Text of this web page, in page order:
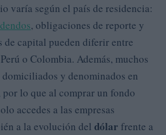
varía según el país de residencia:
, obligaciones de reporte y
de capital pueden diferir entre
o Colombia. Además, muchos
domiciliados y denominados en
por lo que al comprar un fondo
accedes a las empresas
a la evolución del dólar frente a